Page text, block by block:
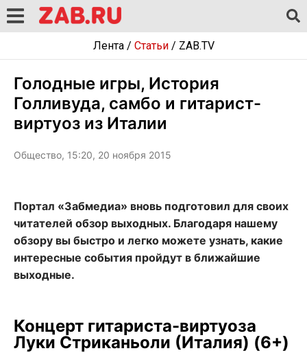
Лента/ Статьи/ ZAB.TV
Голодные игры, История
Голливуда, самбо и гитарист-
виртуоз из Италии
Общество, 15:20, 20 ноября 2015
Портал «Забмедиа» вновь подготовил для своих
читателей обзор выходных. Благодаря нашему
обзору вы быстро и легко можете узнать, какие
интересные события пройдут в ближайшие
выходные.
Концерт гитариста-виртуоза
Луки Стриканьоли (Италия) (6+)